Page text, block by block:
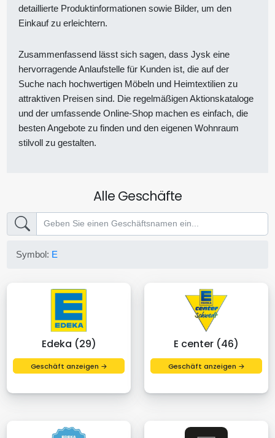
detaillierte Produktinformationen sowie Bilder, um den
Einkauf zu erleichtern.
Zusammenfassend lässt sich sagen, dass Jysk eine
hervorragende Anlaufstelle für Kunden ist, die auf der
Suche nach hochwertigen Möbeln und Heimtextilien zu
attraktiven Preisen sind. Die regelmäßigen Aktionskataloge
und der umfassende Online-Shop machen es einfach, die
besten Angebote zu finden und den eigenen Wohnraum
stilvoll zu gestalten.
Alle Geschäfte
Symbol: E
Edeka (29)
Geschäft anzeigen →
E center (46)
Geschäft anzeigen →